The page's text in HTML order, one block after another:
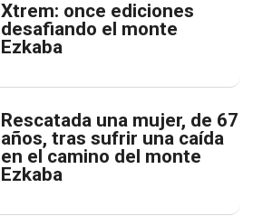
Xtrem: once ediciones
desafiando el monte
Ezkaba
Rescatada una mujer, de 67
años, tras sufrir una caída
en el camino del monte
Ezkaba